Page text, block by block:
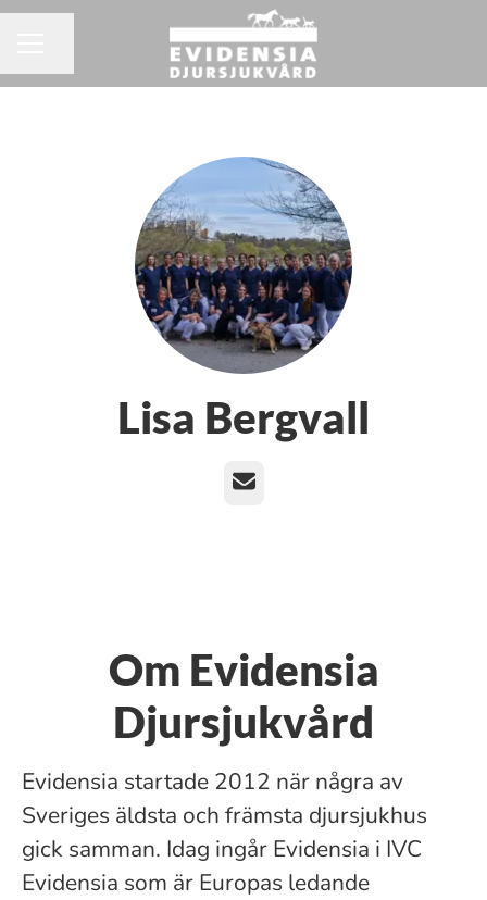
Lisa Bergvall
E-post
Om Evidensia
Djursjukvård
Evidensia startade 2012 när några av
Sveriges äldsta och främsta djursjukhus
gick samman. Idag ingår Evidensia i IVC
Evidensia som är Europas ledande